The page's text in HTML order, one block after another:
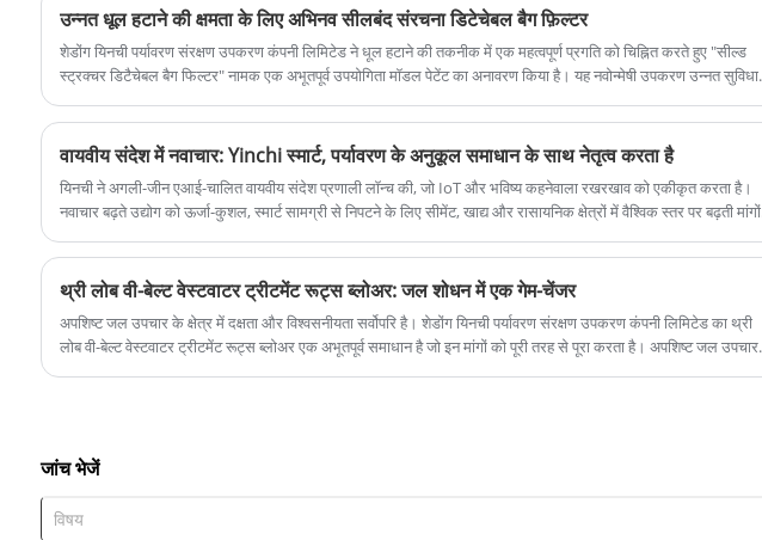
उन्नत धूल हटाने की क्षमता के लिए अभिनव सीलबंद संरचना डिटेचेबल बैग फ़िल्टर
शेडोंग यिनची पर्यावरण संरक्षण उपकरण कंपनी लिमिटेड ने धूल हटाने की तकनीक में एक महत्वपूर्ण प्रगति को चिह्नित करते हुए "सील्ड
स्ट्रक्चर डिटैचेबल बैग फिल्टर" नामक एक अभूतपूर्व उपयोगिता मॉडल पेटेंट का अनावरण किया है। यह नवोन्मेषी उपकरण उन्नत सुविधा
वायवीय संदेश में नवाचार: Yinchi स्मार्ट, पर्यावरण के अनुकूल समाधान के साथ नेतृत्व करता है
यिनची ने अगली-जीन एआई-चालित वायवीय संदेश प्रणाली लॉन्च की, जो IoT और भविष्य कहनेवाला रखरखाव को एकीकृत करता है।
नवाचार बढ़ते उद्योग को ऊर्जा-कुशल, स्मार्ट सामग्री से निपटने के लिए सीमेंट, खाद्य और रासायनिक क्षेत्रों में वैश्विक स्तर पर बढ़ती मांगों
थ्री लोब वी-बेल्ट वेस्टवाटर ट्रीटमेंट रूट्स ब्लोअर: जल शोधन में एक गेम-चेंजर
अपशिष्ट जल उपचार के क्षेत्र में दक्षता और विश्वसनीयता सर्वोपरि है। शेडोंग यिनची पर्यावरण संरक्षण उपकरण कंपनी लिमिटेड का थ्री
लोब वी-बेल्ट वेस्टवाटर ट्रीटमेंट रूट्स ब्लोअर एक अभूतपूर्व समाधान है जो इन मांगों को पूरी तरह से पूरा करता है। अपशिष्ट जल उपचार
जांच भेजें